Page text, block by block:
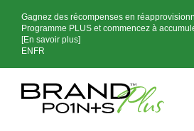
Gagnez des récompenses en
Programme PLUS et commencez à
[En savoir plus]
EN FR